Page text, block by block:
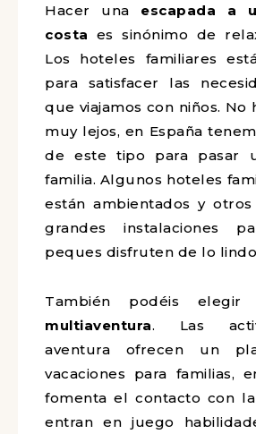
Hacer una escapada a
costa es sinónimo de
Los hoteles familiares
para satisfacer las
que viajamos con niños. No
muy lejos, en España
de este tipo para pasar
familia. Algunos hoteles
están ambientados y
grandes instalaciones
peques disfruten de lo
También podéis
multiaventura. Las
aventura ofrecen un
vacaciones para familias,
fomenta el contacto con
entran en juego